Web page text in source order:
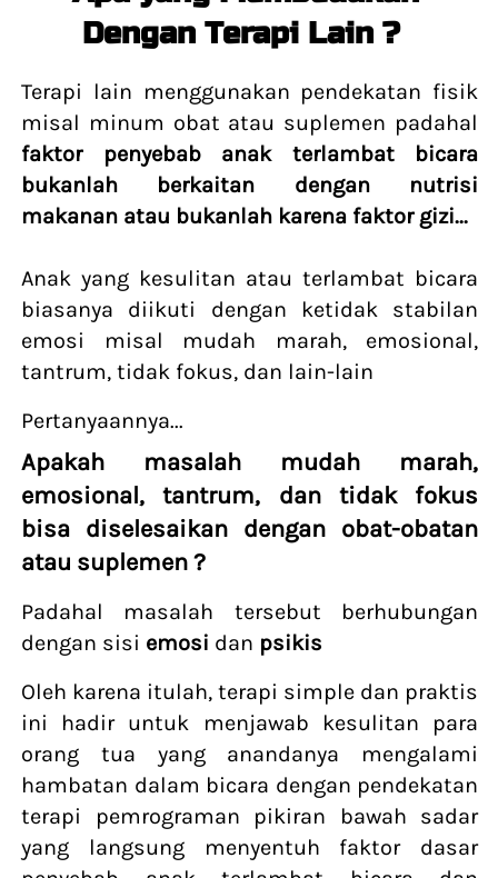
Dengan Terapi Lain ?
Terapi lain menggunakan pendekatan fisik
faktor penyebab anak terlambat bicara
bukanlah berkaitan dengan nutrisi
makanan atau bukanlah karena faktor gizi...
Anak yang kesulitan atau terlambat bicara
biasanya diikuti dengan ketidak stabilan
emosi misal mudah marah, emosional,
tantrum, tidak fokus, dan lain-lain
Pertanyaannya...
Apakah masalah mudah marah,
emosional, tantrum, dan tidak fokus
bisa diselesaikan dengan obat-obatan
atau suplemen ?
Padahal masalah tersebut berhubungan
dengan sisi emosi dan psikis
Oleh karena itulah, terapi simple dan praktis
ini hadir untuk menjawab kesulitan para
orang tua yang anandanya mengalami
hambatan dalam bicara dengan pendekatan
terapi pemrograman pikiran bawah sadar
yang langsung menyentuh faktor dasar